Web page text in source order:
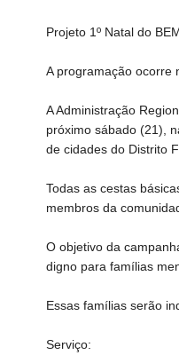
Projeto 1º Natal do
A programação ocorre
A Administração
próximo sábado (21),
de cidades do Distrito
Todas as cestas
membros da
O objetivo da
digno para famílias
Essas famílias serão
Serviço: